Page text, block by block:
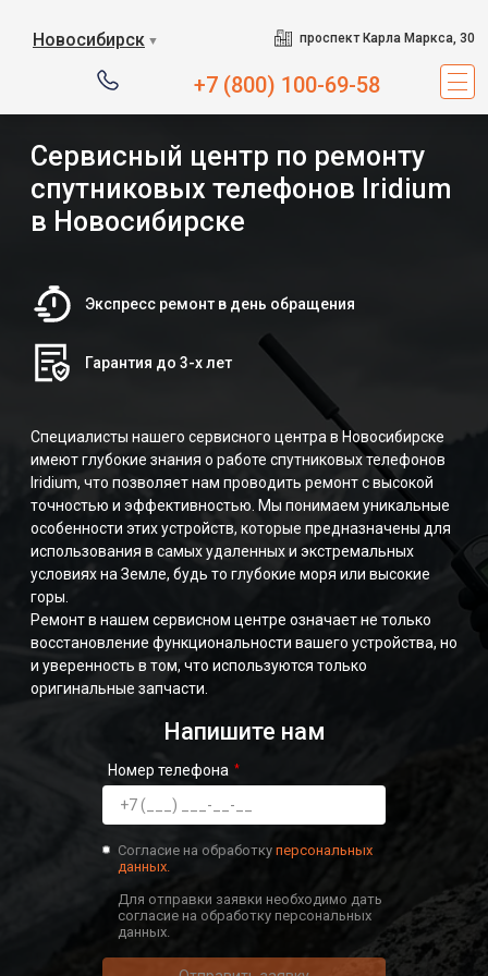
Новосибирск ▼ проспект Карла Маркса, 30
+7 (800) 100-69-58
Сервисный центр по ремонту
спутниковых телефонов Iridium
в Новосибирске
Экспресс ремонт в день обращения
Гарантия до 3-х лет
Cпециалисты нашего сервисного центра в Новосибирске
имеют глубокие знания о работе спутниковых телефонов
Iridium, что позволяет нам проводить ремонт с высокой
точностью и эффективностью. Мы понимаем уникальные
особенности этих устройств, которые предназначены для
использования в самых удаленных и экстремальных
условиях на Земле, будь то глубокие моря или высокие
горы.
Ремонт в нашем сервисном центре означает не только
восстановление функциональности вашего устройства, но
и уверенность в том, что используются только
оригинальные запчасти.
Напишите нам
Номер телефона
Согласие на обработку персональных
данных.
Для отправки заявки необходимо дать
согласие на обработку персональных
данных.